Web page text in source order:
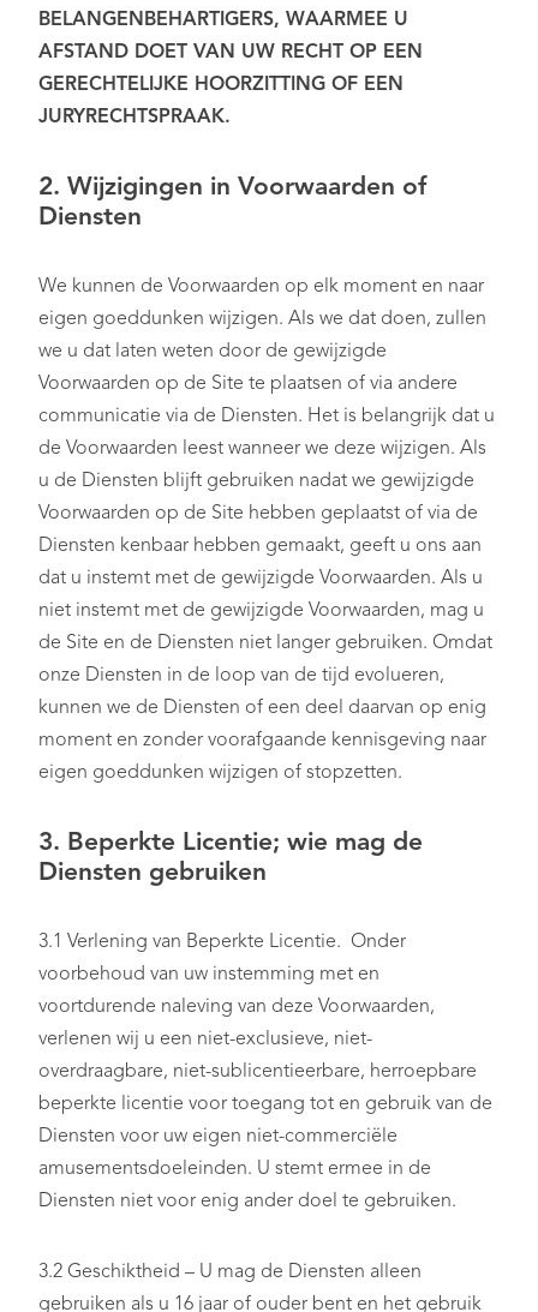
BELANGENBEHARTIGERS, WAARMEE U
AFSTAND DOET VAN UW RECHT OP EEN
GERECHTELIJKE HOORZITTING OF EEN
JURYRECHTSPRAAK.
2. Wijzigingen in Voorwaarden of
Diensten
We kunnen de Voorwaarden op elk moment en naar
eigen goeddunken wijzigen. Als we dat doen, zullen
we u dat laten weten door de gewijzigde
Voorwaarden op de Site te plaatsen of via andere
communicatie via de Diensten. Het is belangrijk dat u
de Voorwaarden leest wanneer we deze wijzigen. Als
u de Diensten blijft gebruiken nadat we gewijzigde
Voorwaarden op de Site hebben geplaatst of via de
Diensten kenbaar hebben gemaakt, geeft u ons aan
dat u instemt met de gewijzigde Voorwaarden. Als u
niet instemt met de gewijzigde Voorwaarden, mag u
de Site en de Diensten niet langer gebruiken. Omdat
onze Diensten in de loop van de tijd evolueren,
kunnen we de Diensten of een deel daarvan op enig
moment en zonder voorafgaande kennisgeving naar
eigen goeddunken wijzigen of stopzetten.
3. Beperkte Licentie; wie mag de
Diensten gebruiken
3.1 Verlening van Beperkte Licentie. Onder
voorbehoud van uw instemming met en
voortdurende naleving van deze Voorwaarden,
verlenen wij u een niet-exclusieve, niet-
overdraagbare, niet-sublicentieerbare, herroepbare
beperkte licentie voor toegang tot en gebruik van de
Diensten voor uw eigen niet-commerciële
amusementsdoeleinden. U stemt ermee in de
Diensten niet voor enig ander doel te gebruiken.
3.2 Geschiktheid – U mag de Diensten alleen
gebruiken als u 16 jaar of ouder bent en het gebruik